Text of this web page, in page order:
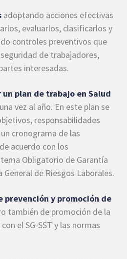
adoptando acciones efectivas
evaluarlos, clasificarlos y
controles preventivos que
de trabajadores,
interesadas.
plan de trabajo en Salud
vez al año. En este plan se
responsabilidades
cronograma de las
acuerdo con los
Obligatorio de Garantía
de Riesgos Laborales.
prevención y promoción de
también de promoción de la
el SG-SST y las normas